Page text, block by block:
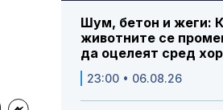
Шум, бетон и жеги:
животните се
да оцелеят сред
23:00 • 06.08.26